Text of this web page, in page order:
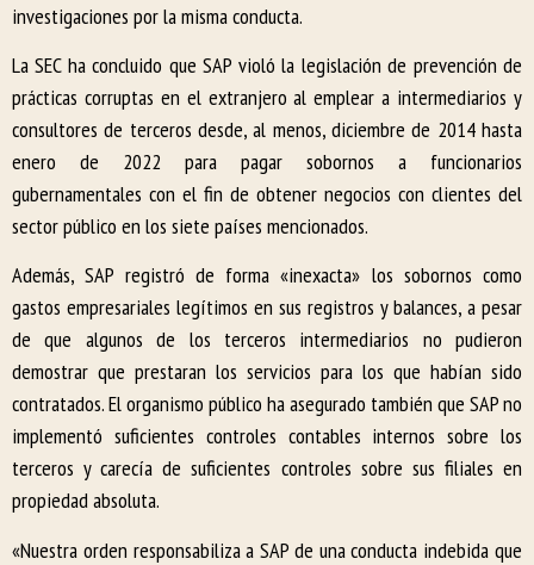
investigaciones por la misma conducta.
La SEC ha concluido que SAP violó la legislación de prevención de
prácticas corruptas en el extranjero al emplear a intermediarios y
consultores de terceros desde, al menos, diciembre de 2014 hasta
enero de 2022 para pagar sobornos a funcionarios
gubernamentales con el fin de obtener negocios con clientes del
sector público en los siete países mencionados.
Además, SAP registró de forma «inexacta» los sobornos como
gastos empresariales legítimos en sus registros y balances, a pesar
de que algunos de los terceros intermediarios no pudieron
demostrar que prestaran los servicios para los que habían sido
contratados. El organismo público ha asegurado también que SAP no
implementó suficientes controles contables internos sobre los
terceros y carecía de suficientes controles sobre sus filiales en
propiedad absoluta.
«Nuestra orden responsabiliza a SAP de una conducta indebida que